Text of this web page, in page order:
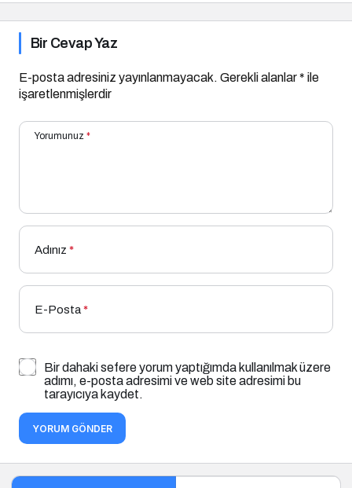
Bir Cevap Yaz
E-posta adresiniz yayınlanmayacak. Gerekli alanlar* ile
işaretlenmişlerdir
Yorumunuz *
Adınız *
E-Posta*
Bir dahaki sefere yorum yaptığımda kullanılmak üzere
adımı, e-posta adresimi ve web site adresimi bu
tarayıcıya kaydet.
YORUM GÖNDER